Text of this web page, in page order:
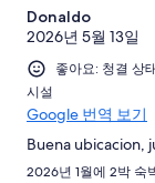
Donaldo
2026년 5월 13일
좋아요: 청결 상
시설
Google 번역 보기
Buena ubicacion,
2026년 1월에 2박 숙